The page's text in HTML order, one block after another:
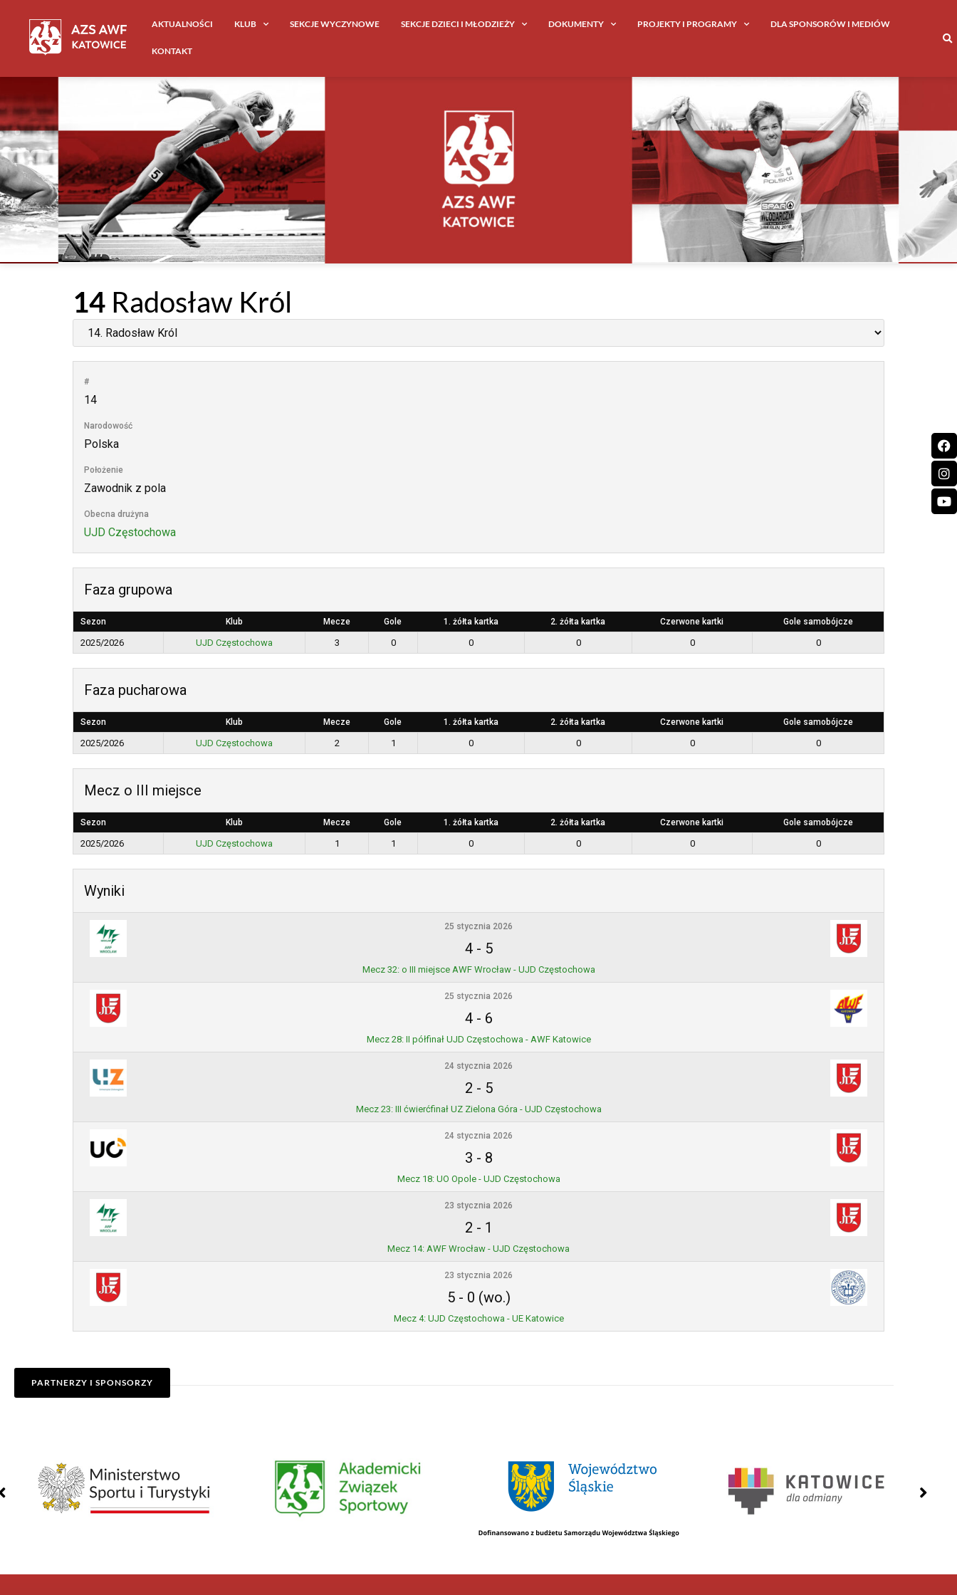
AKTUALNOŚCI KLUB SEKCJE WYCZYNOWE SEKCJE DZIECI I MŁODZIEŻY DOKUMENTY PROJEKTY I PROGRAMY DLA SPONSORÓW I MEDIÓW
KONTAKT
14 Radosław Król
#
14
Narodowość
Polska
Położenie
Zawodnik z pola
Obecna drużyna
UJD Częstochowa
Faza grupowa
Sezon Klub Mecze Gole 1. żółta kartka 2. żółta kartka Czerwone kartki Gole samobójcze
2025/2026 UJD Częstochowa 3 0 0 0 0 0
Faza pucharowa
Sezon Klub Mecze Gole 1. żółta kartka 2. żółta kartka Czerwone kartki Gole samobójcze
2025/2026 UJD Częstochowa 2 1 0 0 0 0
Mecz o III miejsce
Sezon Klub Mecze Gole 1. żółta kartka 2. żółta kartka Czerwone kartki Gole samobójcze
2025/2026 UJD Częstochowa 1 1 0 0 0 0
Wyniki
25 stycznia 2026
4- 5
Mecz 32: o III miejsce AWF Wrocław - UJD Częstochowa
25 stycznia 2026
4- 6
Mecz 28: II półfinał UJD Częstochowa - AWF Katowice
24 stycznia 2026
2 - 5
Mecz 23: III ćwierćfinał UZ Zielona Góra - UJD Częstochowa
24 stycznia 2026
3 - 8
Mecz 18: UO Opole - UJD Częstochowa
23 stycznia 2026
2 - 1
Mecz 14: AWF Wrocław - UJD Częstochowa
23 stycznia 2026
5- 0 (wo.)
Mecz 4: UJD Częstochowa - UE Katowice
PARTNERZY I SPONSORZY